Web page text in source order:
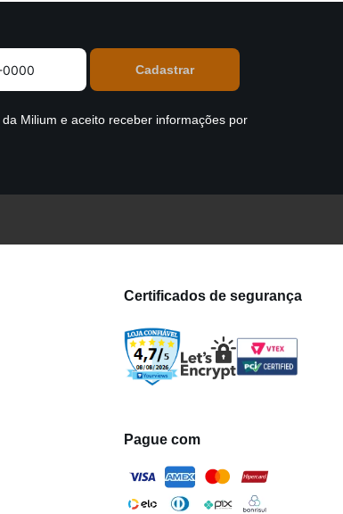
da Milium e aceito receber informações por
Certificados de segurança
Pague com